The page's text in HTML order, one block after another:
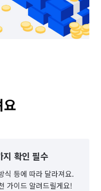
지 확인 필수
식 등에 따라 달라져요.
가이드 알려드릴게요!